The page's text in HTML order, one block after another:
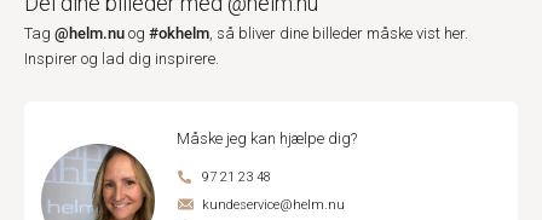
Tag @helm.nu og #okhelm, så bliver dine billeder måske vist her.
Inspirer og lad dig inspirere.
Måske jeg kan hjælpe dig?
97 21 23 48
kundeservice@helm.nu